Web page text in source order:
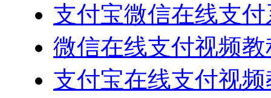
支付宝微信在线支
微信在线支付视频教
支付宝在线支付视